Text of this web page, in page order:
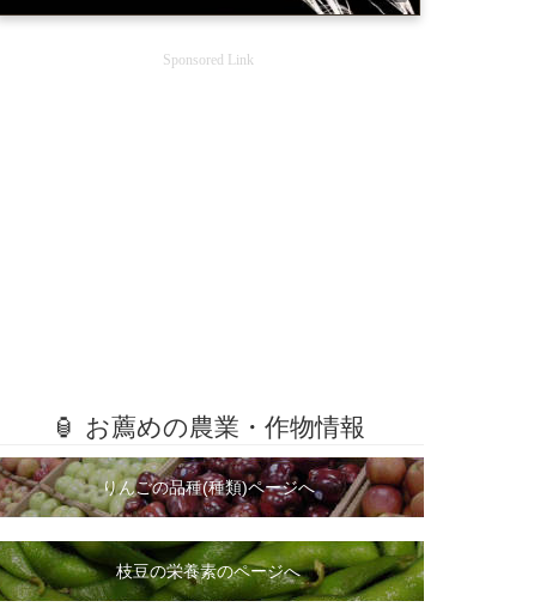
Sponsored Link
🏮 お薦めの農業・作物情報
りんごの品種(種類)ページへ
枝豆の栄養素のページへ